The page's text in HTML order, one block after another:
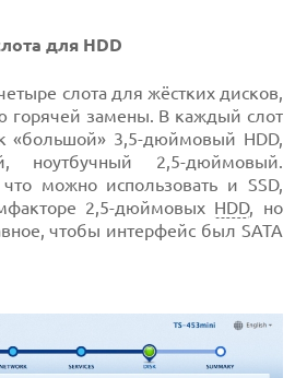
для HDD
слота для жёстких дисков,
горячей замены. В каждый слот
«большой» 3,5-дюймовый HDD,
ноутбучный 2,5-дюймовый.
можно использовать и SSD,
2,5-дюймовых HDD, но
чтобы интерфейс был SATA